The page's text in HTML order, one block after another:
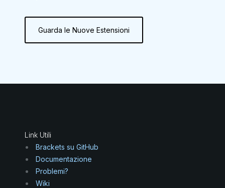
Guarda le Nuove Estensioni
Link Utili
Brackets su GitHub
Documentazione
Problemi?
Wiki